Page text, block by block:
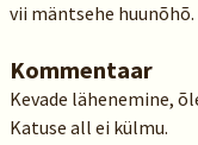
vii mäntsehe huunõhõ.
Kommentaar
Kevade lähenemine,
Katuse all ei külmu.